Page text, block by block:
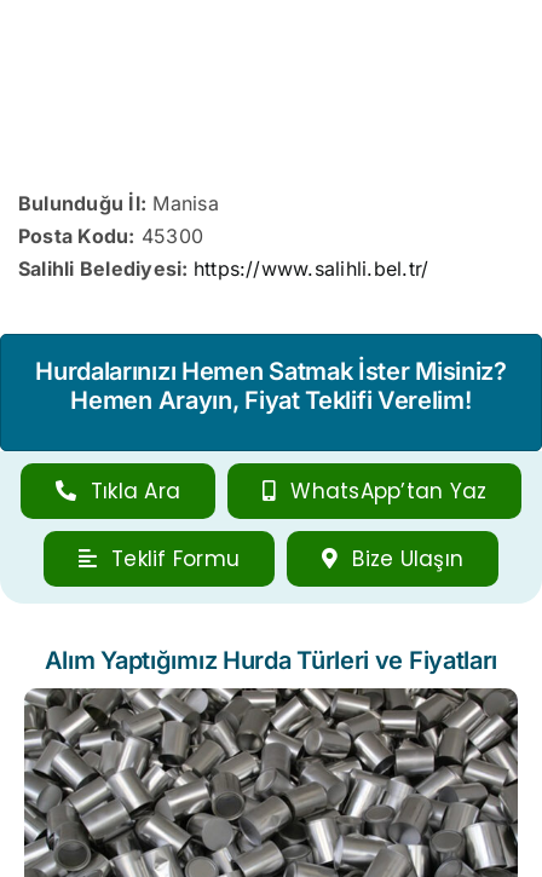
Bulunduğu İl: Manisa
Posta Kodu: 45300
Salihli Belediyesi: https://www.salihli.bel.tr/
Hurdalarınızı Hemen Satmak İster Misiniz?
Hemen Arayın, Fiyat Teklifi Verelim!
Tıkla Ara WhatsApp’tan Yaz
Teklif Formu Bize Ulaşın
Alım Yaptığımız Hurda Türleri ve Fiyatları